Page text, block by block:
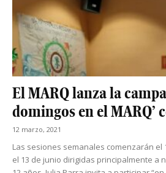
El MARQ lanza la
domingos en el MARQ’
12 marzo, 2021
Las sesiones semanales comenzarán el
el 13 de junio dirigidas principalmente a